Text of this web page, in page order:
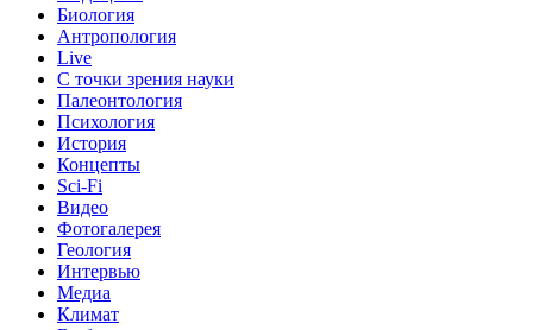
Биология
Антропология
Live
С точки зрения науки
Палеонтология
Психология
История
Концепты
Sci-Fi
Видео
Фотогалерея
Геология
Интервью
Медиа
Климат